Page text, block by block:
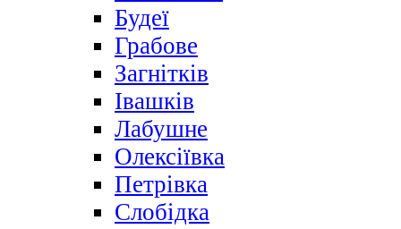
Будеї
Грабове
Загнітків
Івашків
Лабушне
Олексіївка
Петрівка
Слобідка